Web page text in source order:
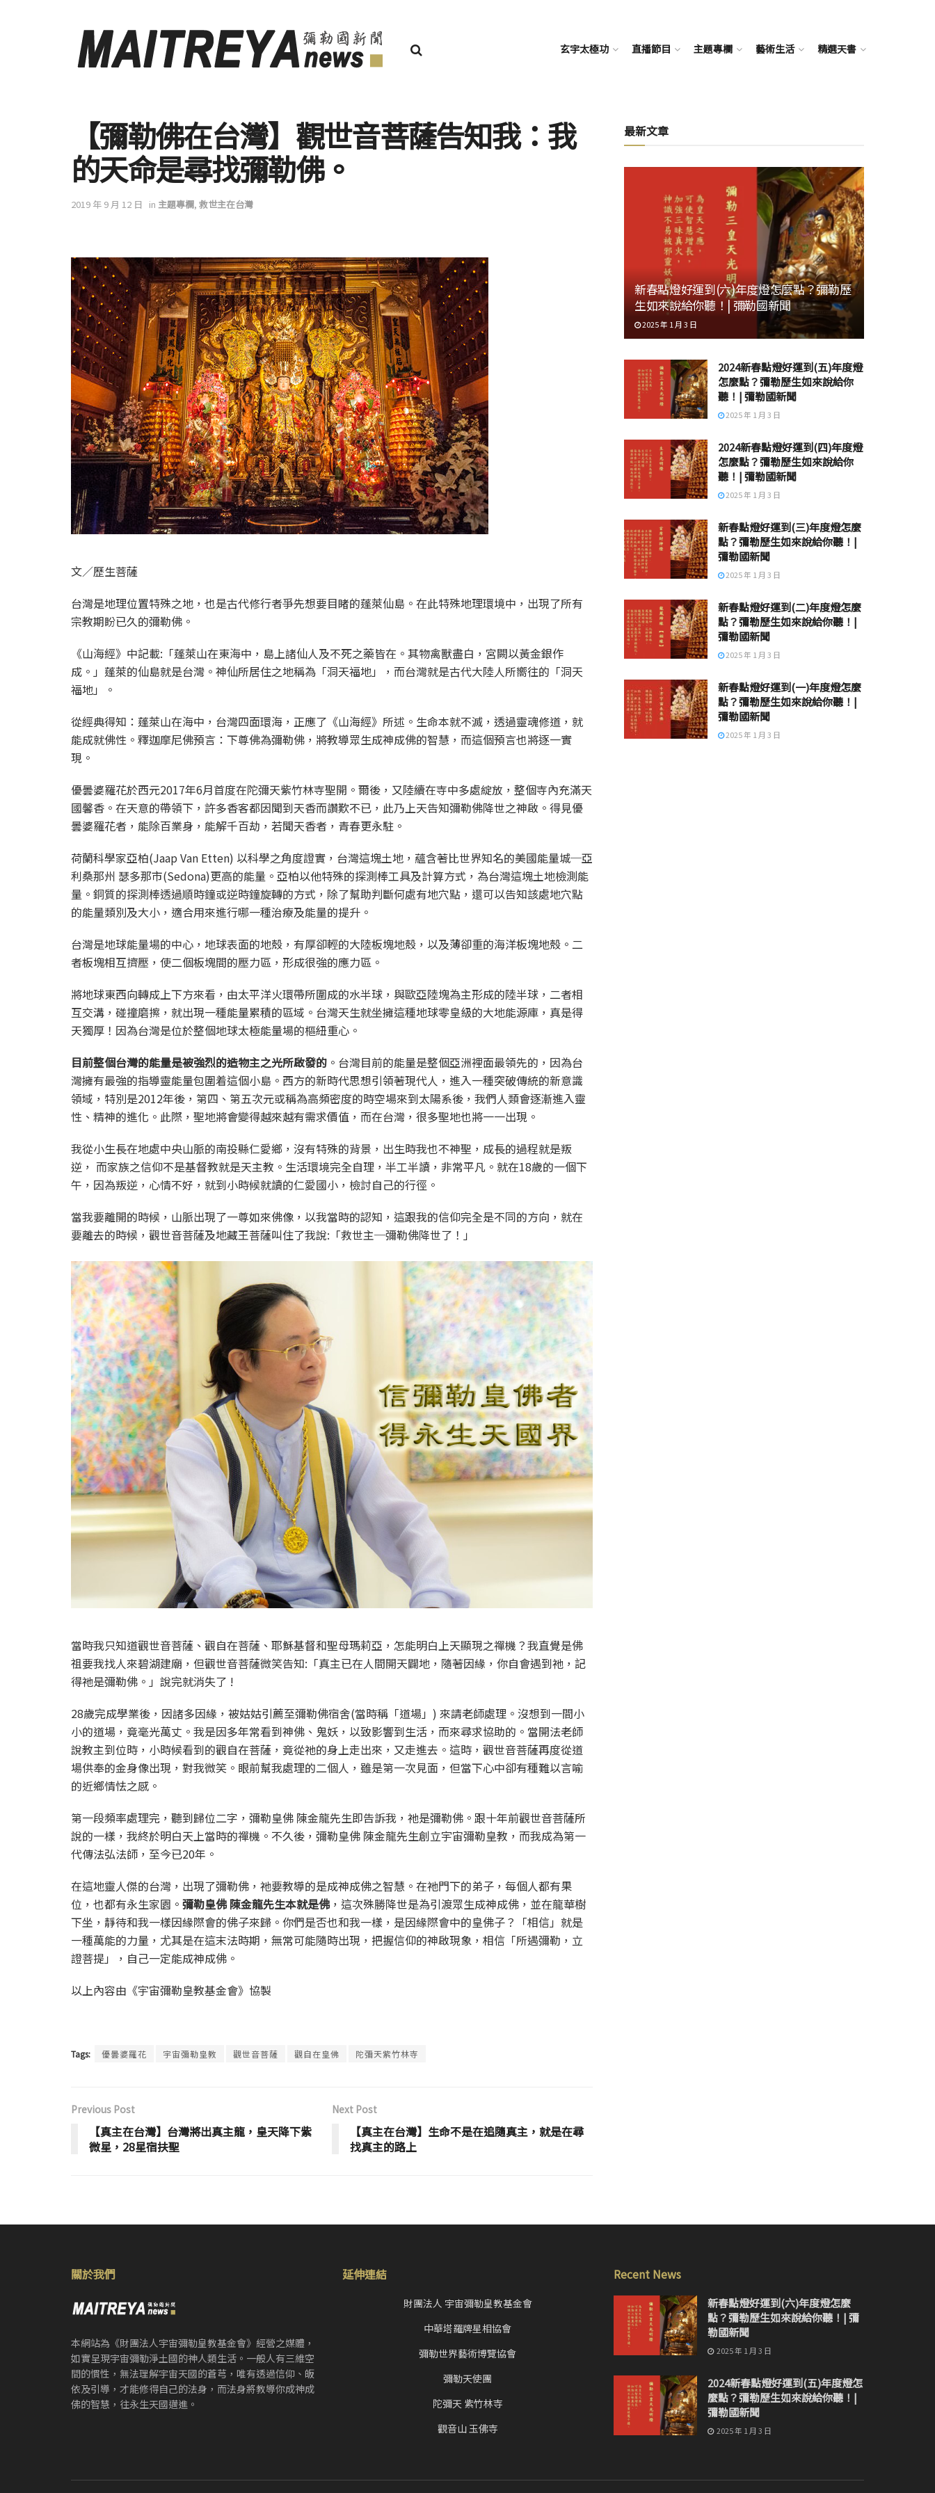
玄宇太極功 直播節目 主題專欄 藝術生活 精選天書
【彌勒佛在台灣】觀世音菩薩告知我：我
的天命是尋找彌勒佛。
2019 年 9 月 12 日 in 主題專欄, 救世主在台灣
文／歷生菩薩
台灣是地理位置特殊之地，也是古代修行者爭先想要目睹的蓬萊仙島。在此特殊地理環境中，出現了所有
宗教期盼已久的彌勒佛。
《山海經》中記載:「蓬萊山在東海中，島上諸仙人及不死之藥皆在。其物禽獸盡白，宮闕以黃金銀作
成。」蓬萊的仙島就是台灣。神仙所居住之地稱為「洞天福地」，而台灣就是古代大陸人所嚮往的「洞天
福地」。
從經典得知：蓬萊山在海中，台灣四面環海，正應了《山海經》所述。生命本就不滅，透過靈魂修道，就
能成就佛性。釋迦摩尼佛預言：下尊佛為彌勒佛，將教導眾生成神成佛的智慧，而這個預言也將逐一實
現。
優曇婆羅花於西元2017年6月首度在陀彌天紫竹林寺聖開。爾後，又陸續在寺中多處綻放，整個寺內充滿天
國馨香。在天意的帶領下，許多香客都因聞到天香而讚歎不已，此乃上天告知彌勒佛降世之神啟。得見優
曇婆羅花者，能除百業身，能解千百劫，若聞天香者，青春更永駐。
荷蘭科學家亞柏(Jaap Van Etten) 以科學之角度證實，台灣這塊土地，蘊含著比世界知名的美國能量城─亞
利桑那州 瑟多那市(Sedona)更高的能量。亞柏以他特殊的探測棒工具及計算方式，為台灣這塊土地檢測能
量。銅質的探測棒透過順時鐘或逆時鐘旋轉的方式，除了幫助判斷何處有地穴點，還可以告知該處地穴點
的能量類別及大小，適合用來進行哪一種治療及能量的提升。
台灣是地球能量場的中心，地球表面的地殼，有厚卻輕的大陸板塊地殼，以及薄卻重的海洋板塊地殼。二
者板塊相互擠壓，使二個板塊間的壓力區，形成很強的應力區。
將地球東西向轉成上下方來看，由太平洋火環帶所圍成的水半球，與歐亞陸塊為主形成的陸半球，二者相
互交溝，碰撞磨擦，就出現一種能量累積的區域。台灣天生就坐擁這種地球零皇級的大地能源庫，真是得
天獨厚！因為台灣是位於整個地球太極能量場的樞紐重心。
目前整個台灣的能量是被強烈的造物主之光所啟發的 。台灣目前的能量是整個亞洲裡面最領先的，因為台
灣擁有最強的指導靈能量包圍着這個小島。西方的新時代思想引領著現代人，進入一種突破傳統的新意識
領域，特別是2012年後，第四、第五次元或稱為高頻密度的時空場來到太陽系後，我們人類會逐漸進入靈
性、精神的進化。此際，聖地將會變得越來越有需求價值，而在台灣，很多聖地也將一一出現。
我從小生長在地處中央山脈的南投縣仁愛鄉，沒有特殊的背景，出生時我也不神聖，成長的過程就是叛
逆， 而家族之信仰不是基督教就是天主教。生活環境完全自理，半工半讀，非常平凡。就在18歲的一個下
午，因為叛逆，心情不好，就到小時候就讀的仁愛國小，檢討自己的行徑。
當我要離開的時候，山脈出現了一尊如來佛像，以我當時的認知，這跟我的信仰完全是不同的方向，就在
要離去的時候，觀世音菩薩及地藏王菩薩叫住了我說:「救世主─彌勒佛降世了！」
當時我只知道觀世音菩薩、觀自在菩薩、耶穌基督和聖母瑪莉亞，怎能明白上天顯現之禪機？我直覺是佛
祖要我找人來碧湖建廟，但觀世音菩薩微笑告知:「真主已在人間開天闢地，隨著因緣，你自會遇到祂，記
得祂是彌勒佛。」說完就消失了 !
28歲完成學業後，因諸多因緣，被姑姑引薦至彌勒佛宿舍(當時稱「道場」) 來請老師處理。沒想到一間小
小的道場，竟毫光萬丈。我是因多年常看到神佛、鬼妖，以致影響到生活，而來尋求協助的。當開法老師
說教主到位時，小時候看到的觀自在菩薩，竟從祂的身上走出來，又走進去。這時，觀世音菩薩再度從道
場供奉的金身像出現，對我微笑。眼前幫我處理的二個人，雖是第一次見面，但當下心中卻有種難以言喻
的近鄉情怯之感。
第一段頻率處理完，聽到歸位二字，彌勒皇佛 陳金龍先生即告訴我，祂是彌勒佛。跟十年前觀世音菩薩所
說的一樣，我終於明白天上當時的禪機。不久後，彌勒皇佛 陳金龍先生創立宇宙彌勒皇教，而我成為第一
代傳法弘法師，至今已20年。
在這地靈人傑的台灣，出現了彌勒佛，祂要教導的是成神成佛之智慧。在祂門下的弟子，每個人都有果
位，也都有永生家園。 彌勒皇佛 陳金龍先生本就是佛 ，這次殊勝降世是為引渡眾生成神成佛，並在龍華樹
下坐，靜待和我一樣因緣際會的佛子來歸。你們是否也和我一樣，是因緣際會中的皇佛子？「相信」就是
一種萬能的力量，尤其是在這末法時期，無常可能隨時出現，把握信仰的神啟現象，相信「所遇彌勒，立
證菩提」，自己一定能成神成佛。
以上內容由《宇宙彌勒皇教基金會》協製
Tags: 優曇婆羅花 宇宙彌勒皇教 觀世音菩薩 觀自在皇佛 陀彌天紫竹林寺
Previous Post
【真主在台灣】台灣將出真主龍，皇天降下紫
微星，28星宿扶聖
Next Post
【真主在台灣】生命不是在追隨真主，就是在尋
找真主的路上
最新文章
新春點燈好運到(六)年度燈怎麼點？彌勒歷
生如來說給你聽！| 彌勒國新聞
2025 年 1 月 3 日
2024新春點燈好運到(五)年度燈
怎麼點？彌勒歷生如來說給你
聽！| 彌勒國新聞
2025 年 1 月 3 日
2024新春點燈好運到(四)年度燈
怎麼點？彌勒歷生如來說給你
聽！| 彌勒國新聞
2025 年 1 月 3 日
新春點燈好運到(三)年度燈怎麼
點？彌勒歷生如來說給你聽！|
彌勒國新聞
2025 年 1 月 3 日
新春點燈好運到(二)年度燈怎麼
點？彌勒歷生如來說給你聽！|
彌勒國新聞
2025 年 1 月 3 日
新春點燈好運到(一)年度燈怎麼
點？彌勒歷生如來說給你聽！|
彌勒國新聞
2025 年 1 月 3 日
關於我們
本網站為《財團法人宇宙彌勒皇教基金會》經營之媒體，
如實呈現宇宙彌勒淨土國的神人類生活。一般人有三維空
間的慣性，無法理解宇宙天國的蒼芎，唯有透過信仰、皈
依及引導，才能修得自己的法身，而法身將教導你成神成
佛的智慧，往永生天國邁進。
延伸連結
財團法人 宇宙彌勒皇教基金會
中華塔羅牌星相協會
彌勒世界藝術博覽協會
彌勒天使團
陀彌天 紫竹林寺
觀音山 玉佛寺
Recent News
新春點燈好運到(六)年度燈怎麼
點？彌勒歷生如來說給你聽！| 彌
勒國新聞
2025 年 1 月 3 日
2024新春點燈好運到(五)年度燈怎
麼點？彌勒歷生如來說給你聽！|
彌勒國新聞
2025 年 1 月 3 日